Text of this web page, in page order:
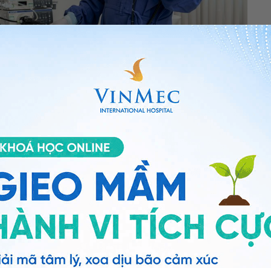
rất nhỏ để tránh bỏ sót những dấu hiệu tiền ung thư
hóa - Nội soi,bác sĩ Hàđã tiếp nhận và điều trị cho
nhau. Tốt nghiệp Đại học Y Hải Phòng, hoàn thành
cập nhật các kỹ thuật nội soi hiện đại trong nước,
cho một nhiệm vụ đặc biệt: phát hiện những dấu
biểu hiện đau đớn hay ảnh hưởng rõ rệt đến cuộc